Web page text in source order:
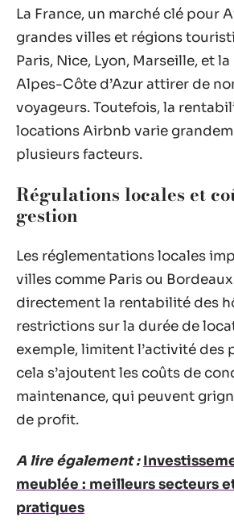
La France, un marché clé pour
grandes villes et régions
Paris, Nice, Lyon, Marseille, et
Alpes-Côte d’Azur attirer de
voyageurs. Toutefois, la
locations Airbnb varie
plusieurs facteurs.
Régulations locales et
gestion
Les réglementations locales
villes comme Paris ou
directement la rentabilité des
restrictions sur la durée de
exemple, limitent l’activité des
cela s’ajoutent les coûts de
maintenance, qui peuvent
de profit.
A lire également :
meublée : meilleurs secteurs
pratiques